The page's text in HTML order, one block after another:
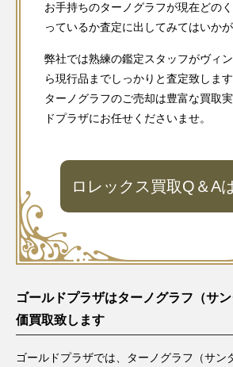
お手持ちのターノグラフが現在どの
っているか査定に出してみてはいか
弊社では熟練の鑑定スタッフがヴィ
ら現行品までしっかりと査定致します
ターノグラフのご売却は豊富な買取
ドプラザにお任せくださいませ。
ロレックス買取Q＆A
ゴールドプラザはターノグラフ（サ
価買取致します
ゴールドプラザでは、ターノグラフ（サン